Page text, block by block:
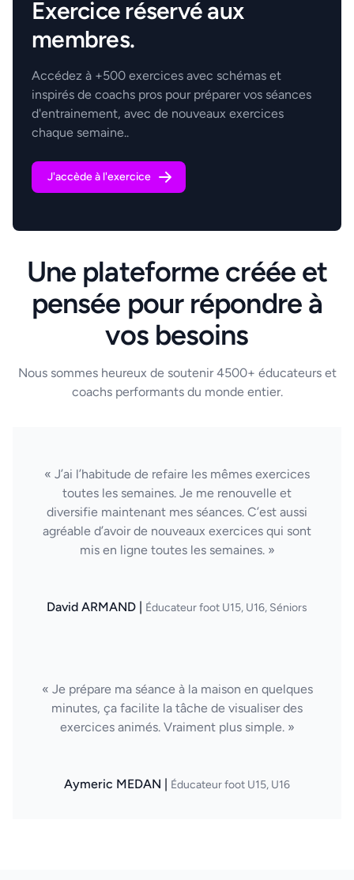
Exercice réservé aux
membres.
Accédez à +500 exercices avec schémas et
inspirés de coachs pros pour préparer vos séances
d'entrainement, avec de nouveaux exercices
chaque semaine..
J'accède à l'exercice
Une plateforme créée et
pensée pour répondre à
vos besoins
Nous sommes heureux de soutenir 4500+ éducateurs et
coachs performants du monde entier.
« J’ai l’habitude de refaire les mêmes exercices
toutes les semaines. Je me renouvelle et
diversifie maintenant mes séances. C’est aussi
agréable d’avoir de nouveaux exercices qui sont
mis en ligne toutes les semaines. »
David ARMAND | Éducateur foot U15, U16, Séniors
« Je prépare ma séance à la maison en quelques
minutes, ça facilite la tâche de visualiser des
exercices animés. Vraiment plus simple. »
Aymeric MEDAN | Éducateur foot U15, U16